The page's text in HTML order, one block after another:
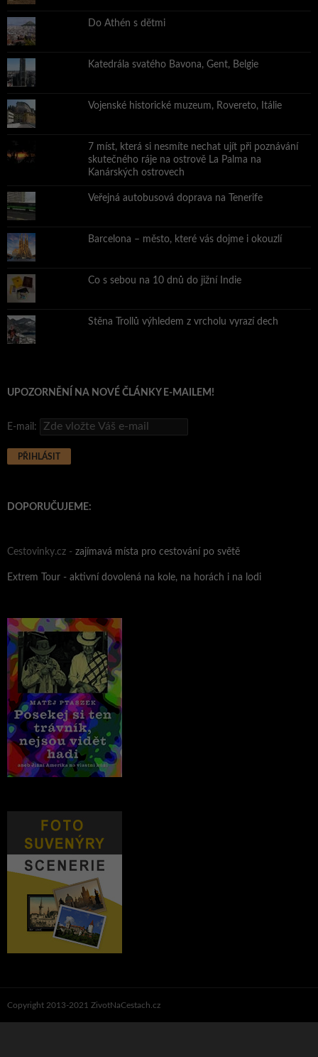
Do Athén s dětmi
Katedrála svatého Bavona, Gent, Belgie
Vojenské historické muzeum, Rovereto, Itálie
7 míst, která si nesmíte nechat ujít při poznávání
skutečného ráje na ostrově La Palma na
Kanárských ostrovech
Veřejná autobusová doprava na Tenerife
Barcelona – město, které vás dojme i okouzlí
Co s sebou na 10 dnů do jižní Indie
Stěna Trollů výhledem z vrcholu vyrazí dech
UPOZORNĚNÍ NA NOVÉ ČLÁNKY E-MAILEM!
E-mail:
DOPORUČUJEME:
Cestovinky.cz - zajímavá místa pro cestování po světě
Extrem Tour - aktivní dovolená na kole, na horách i na lodi